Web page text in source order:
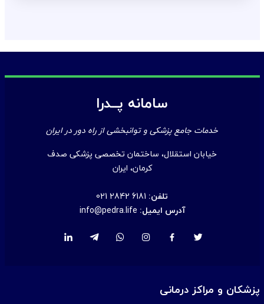
سامانه پــدرا
خدمات جامع پزشکی و توانبخشی از راه دور در ایران
خیابان استقلال، ساختمان تخصصی پزشکی صدف
کرمان، ایران
تلفن: 021 2842 6181
آدرس ایمیل: info@pedra.life
پزشکان و مراکز درمانی